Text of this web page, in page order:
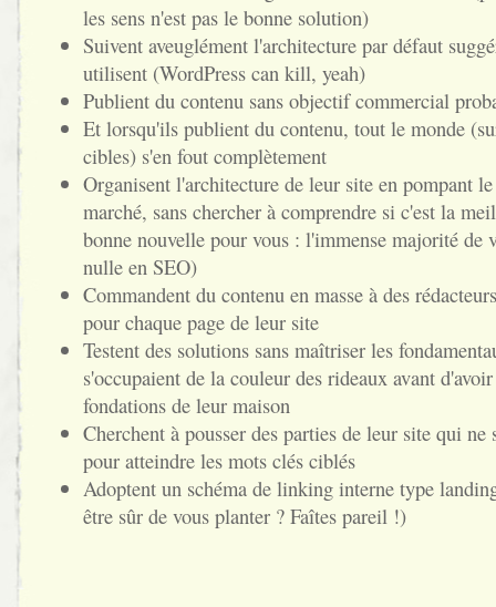
les sens n'est pas le bonne solution)
Suivent aveuglément l'architecture par défaut
utilisent (WordPress can kill, yeah)
Publient du contenu sans objectif commercial
Et lorsqu'ils publient du contenu, tout le monde
cibles) s'en fout complètement
Organisent l'architecture de leur site en pompant
marché, sans chercher à comprendre si c'est la
bonne nouvelle pour vous : l'immense majorité de
nulle en SEO)
Commandent du contenu en masse à des
pour chaque page de leur site
Testent des solutions sans maîtriser les
s'occupaient de la couleur des rideaux avant
fondations de leur maison
Cherchent à pousser des parties de leur site qui ne
pour atteindre les mots clés ciblés
Adoptent un schéma de linking interne type
être sûr de vous planter ? Faîtes pareil !)